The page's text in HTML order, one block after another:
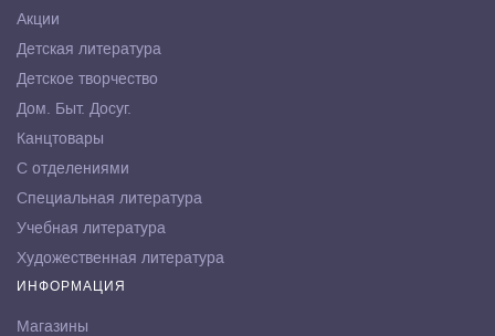
Акции
Детская литература
Детское творчество
Дом. Быт. Досуг.
Канцтовары
С отделениями
Специальная литература
Учебная литература
Художественная литература
ИНФОРМАЦИЯ
Магазины